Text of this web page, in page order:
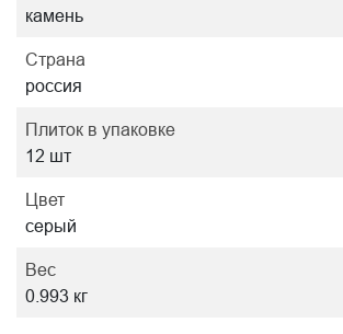
камень
Страна
россия
Плиток в упаковке
12 шт
Цвет
серый
Вес
0.993 кг